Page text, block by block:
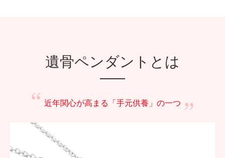
遺骨ペンダントとは
近年関心が高まる 「手元供養」の一つ